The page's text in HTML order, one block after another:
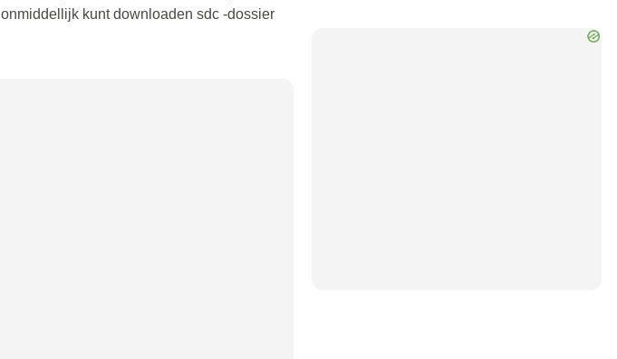
onmiddellijk kunt downloaden sdc -dossier